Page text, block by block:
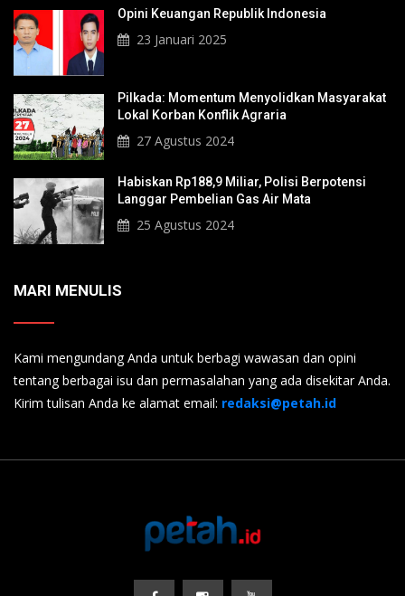
Opini Keuangan Republik Indonesia
23 Januari 2025
Pilkada: Momentum Menyolidkan Masyarakat
Lokal Korban Konflik Agraria
27 Agustus 2024
Habiskan Rp188,9 Miliar, Polisi Berpotensi
Langgar Pembelian Gas Air Mata
25 Agustus 2024
MARI MENULIS
Kami mengundang Anda untuk berbagi wawasan dan opini
tentang berbagai isu dan permasalahan yang ada disekitar Anda.
Kirim tulisan Anda ke alamat email: redaksi@petah.id